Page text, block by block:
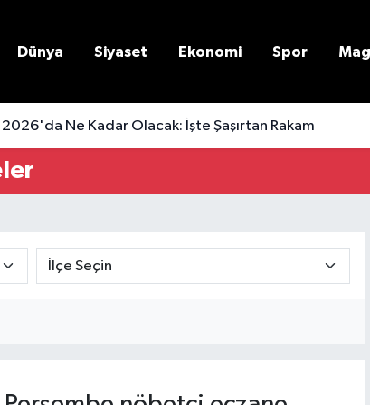
Dünya Siyaset Ekonomi Spor
Ne Kadar Olacak: İşte Şaşırtan Rakam